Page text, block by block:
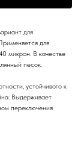
для
для
микрон. В качестве
песок.
устойчивого к
Выдерживает
переключения